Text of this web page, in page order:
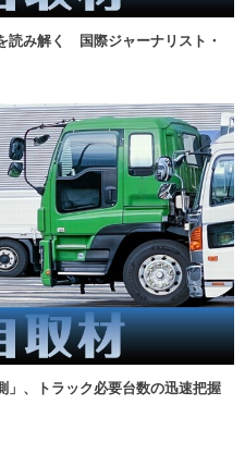
読み解く 国際ジャーナリスト・
」、トラック必要台数の迅速把握